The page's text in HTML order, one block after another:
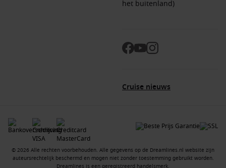
het buitenland)
Cruise nieuws
© 2026 Alle rechten voorbehouden. Alle gegevens op de Dreamlines.nl website zijn
auteursrechtelijk beschermd en mogen niet zonder toestemming gebruikt worden.
Dreamlines is een geregistreerd handelsmerk.